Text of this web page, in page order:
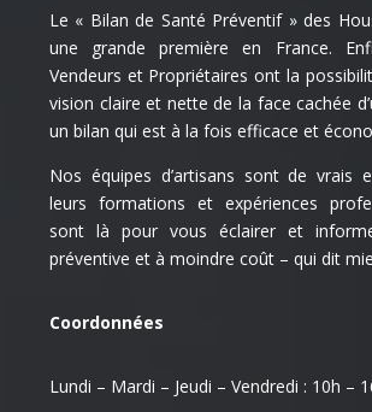
Le « Bilan de Santé Préventif » des
une grande première en France.
Vendeurs et Propriétaires ont la
vision claire et nette de la face cachée
un bilan qui est à la fois efficace et
Nos équipes d’artisans sont de vrais
leurs formations et expériences
sont là pour vous éclairer et
préventive et à moindre coût – qui dit
Coordonnées
Lundi – Mardi – Jeudi – Vendredi : 10h –